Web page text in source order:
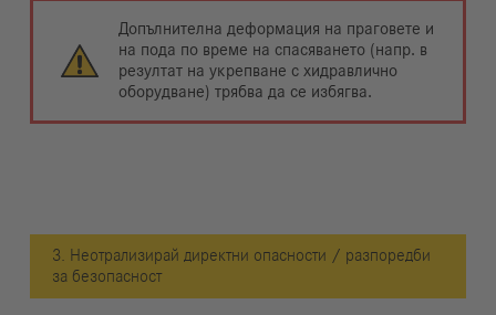
Допълнителна деформация на праговете и
на пода по време на спасяването (напр. в
резултат на укрепване с хидравлично
оборудване) трябва да се избягва.
3. Неотрализирай директни опасности / разпоредби
за безопасност